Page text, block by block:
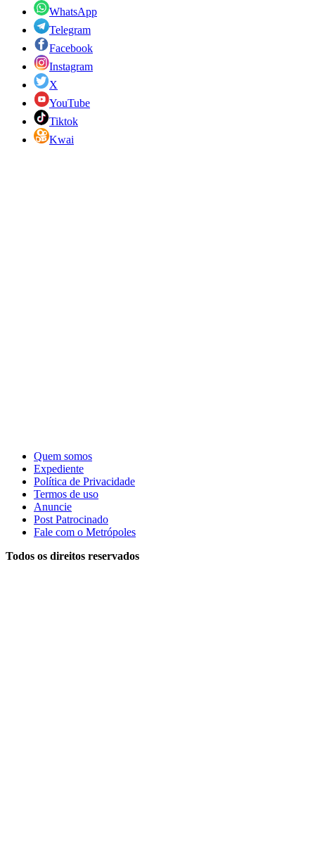
WhatsApp
Telegram
Facebook
Instagram
X
YouTube
Tiktok
Kwai
Quem somos
Expediente
Política de Privacidade
Termos de uso
Anuncie
Post Patrocinado
Fale com o Metrópoles
Todos os direitos reservados